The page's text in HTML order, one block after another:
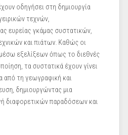
οδηγήσει στη δημιουργία
τεχνών,
ευρείας γκάμας συστατικών,
και πιάτων. Καθώς οι
μέσω εξελίξεων όπως το διεθνές
τα συστατικά έχουν γίνει
​​από τη γεωγραφική και
δημιουργώντας μια
διαφορετικών παραδόσεων και